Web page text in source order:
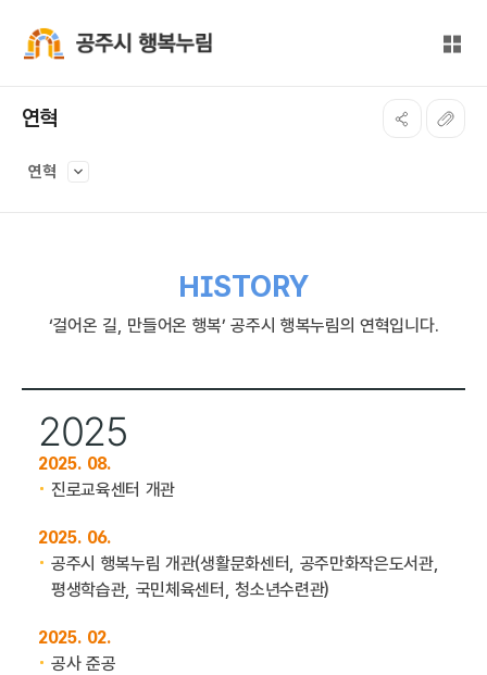
전체
연혁
연혁
HISTORY
‘걸어온 길, 만들어온 행복’ 공주시 행복누림의 연혁입니다.
2025
2025. 08.
진로교육센터 개관
2025. 06.
공주시 행복누림 개관(생활문화센터, 공주만화작은도서관,
평생학습관, 국민체육센터, 청소년수련관)
2025. 02.
공사 준공